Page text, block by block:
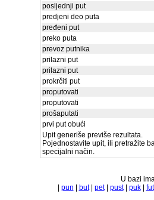
posljednji put
predjeni deo puta
pređeni put
preko puta
prevoz putnika
prilazni put
prilazni put
prokrčiti put
proputovati
proputovati
prošaputati
prvi put obući
Upit generiše previše rezultata.
Pojednostavite upit, ili pretražite
specijalni način.
U bazi
pun but| pet| pust| puk| fut